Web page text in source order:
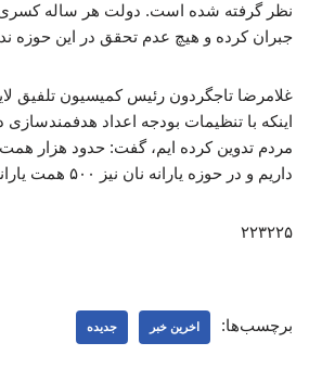
نظر گرفته شده است. دولت هر ساله کسری
جبران کرده و هیچ عدم تحقق در این حوزه
مردم تدوین کرده ایم، گفت: حدود هزار همت
داریم و در حوزه یارانه نان نیز ۵۰۰ همت یارانه قرار داده ایم.
۲۲۳۲۲۵
برچسب‌ها: اخرین خبر جدیده